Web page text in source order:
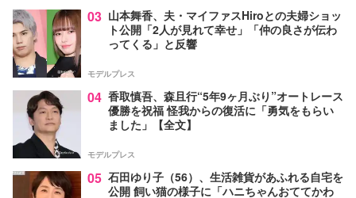
03 山本舞香、夫・マイファスHiroとの夫婦ショッ
ト公開「2人が見れて幸せ」「仲の良さが伝わ
ってくる」と反響
モデルプレス
04 香取慎吾、森且行“5年9ヶ月ぶり”オートレース
優勝を祝福 怪我からの復活に「勇気をもらい
ました」【全文】
モデルプレス
05 石田ゆり子（56）、生活雑貨があふれる自宅を
公開 飼い猫の様子に「ハニちゃんおててかわ